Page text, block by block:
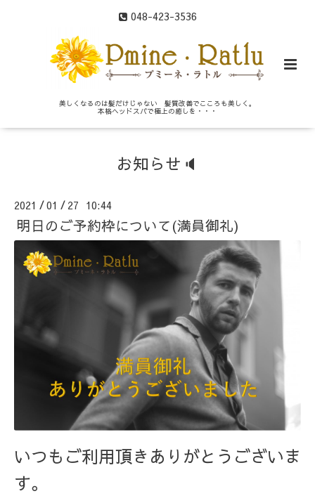
048-423-3536
美しくなるのは髪だけじゃない 髪質改善でこころも美しく。
本格ヘッドスパで極上の癒しを・・・
お知らせ🔈
2021 /01 / 27 10:44
明日のご予約枠について(満員御礼)
いつもご利用頂きありがとうございま
す。